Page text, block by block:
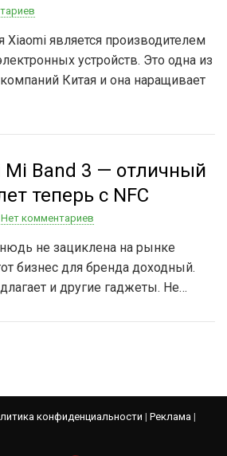
Xiaomi является производителем
устройств. Это одна из
Китая и она наращивает
Mi Band 3 — отличный
теперь с NFC
Нет комментариев
не зациклена на рынке
бизнес для бренда доходный.
и другие гаджеты. Не…
конфиденциальности | Реклама |